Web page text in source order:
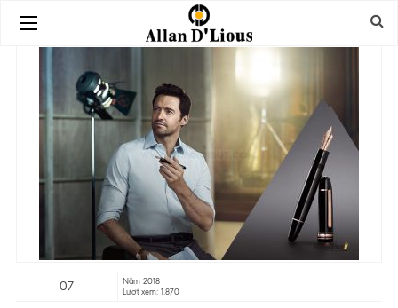
07
Năm 2018
Lượt xem: 1.870